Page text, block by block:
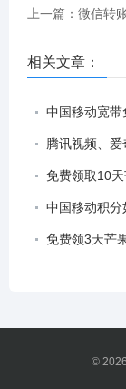
上一篇：微信转
相关文章：
中国移动宽
腾讯视频、爱
免费领取10
中国移动积
免费领3天芒
© 2026